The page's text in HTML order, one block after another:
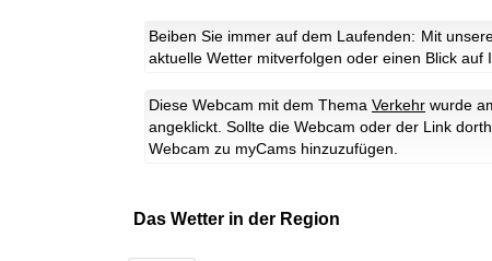
Beiben Sie immer auf dem Laufenden: Mit
aktuelle Wetter mitverfolgen oder einen Blick auf
Diese Webcam mit dem Thema Verkehr wurde
angeklickt. Sollte die Webcam oder der Link
Webcam zu myCams hinzuzufügen.
Das Wetter in der Region